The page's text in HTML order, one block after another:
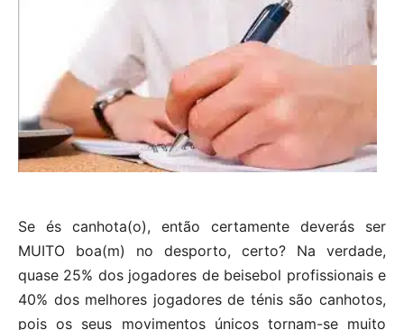
Se és canhota(o), então certamente deverás ser
MUITO boa(m) no desporto, certo? Na verdade,
quase 25% dos jogadores de beisebol profissionais e
40% dos melhores jogadores de ténis são canhotos,
pois os seus movimentos únicos tornam-se muito